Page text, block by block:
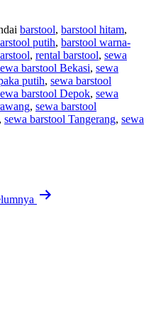
barstool, barstool hitam,
putih, barstool warna-
, rental barstool, sewa
barstool Bekasi, sewa
putih, sewa barstool
barstool Depok, sewa
, sewa barstool
, sewa barstool Tangerang, sewa